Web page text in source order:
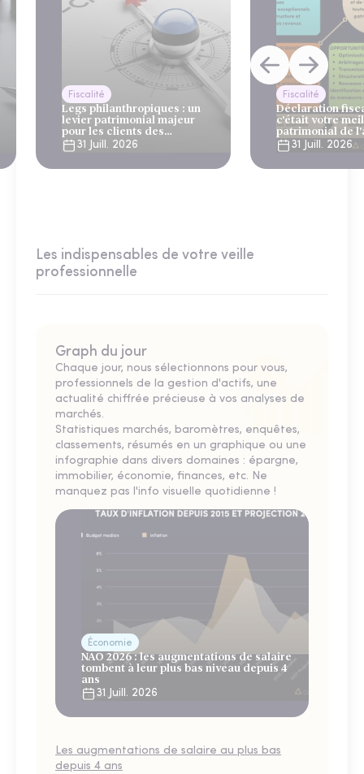
Fiscalité
Legs philanthropiques : un
levier patrimonial majeur
pour les clients des
gestionnaires de patrimoine
et des banques privées
31 Juill. 2026
Fiscalité
Déclaration
c'était votre
patrimonial de
31 Juill. 2026
Les indispensables de votre veille
professionnelle
Graph du jour
Chaque jour, nous sélectionnons pour vous,
professionnels de la gestion d'actifs, une
actualité chiffrée précieuse à vos analyses de
marchés.
Statistiques marchés, baromètres, enquêtes,
classements, résumés en un graphique ou une
infographie dans divers domaines : épargne,
immobilier, économie, finances, etc. Ne
manquez pas l'info visuelle quotidienne !
Économie
NAO 2026 : les augmentations de salaire
tombent à leur plus bas niveau depuis 4
ans
31 Juill. 2026
Les augmentations de salaire au plus bas
depuis 4 ans